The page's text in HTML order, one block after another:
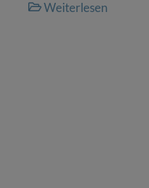
Weiterlesen